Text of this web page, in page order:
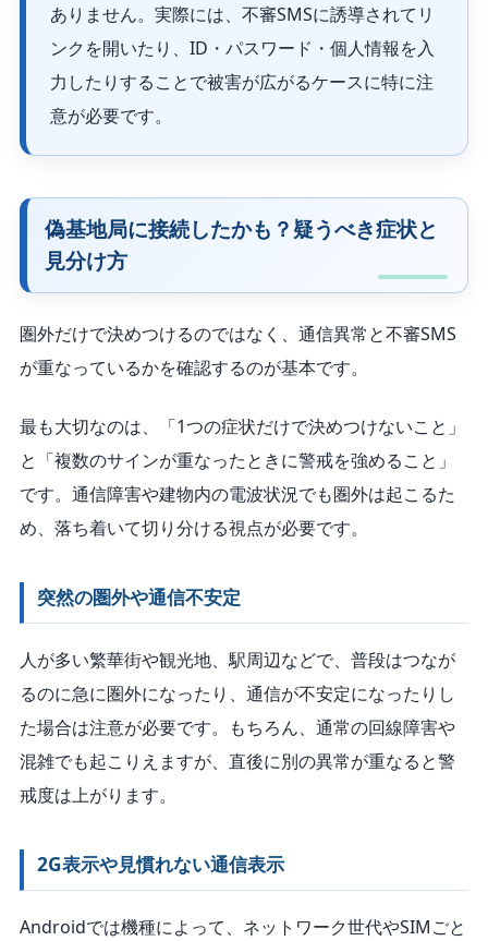
ありません。実際には、不審SMSに誘導されてリ
ンクを開いたり、ID・パスワード・個人情報を入
力したりすることで被害が広がるケースに特に注
意が必要です。
偽基地局に接続したかも？疑うべき症状と
見分け方
圏外だけで決めつけるのではなく、通信異常と不審SMS
が重なっているかを確認するのが基本です。
最も大切なのは、「1つの症状だけで決めつけないこと」
と「複数のサインが重なったときに警戒を強めること」
です。通信障害や建物内の電波状況でも圏外は起こるた
め、落ち着いて切り分ける視点が必要です。
突然の圏外や通信不安定
人が多い繁華街や観光地、駅周辺などで、普段はつなが
るのに急に圏外になったり、通信が不安定になったりし
た場合は注意が必要です。もちろん、通常の回線障害や
混雑でも起こりえますが、直後に別の異常が重なると警
戒度は上がります。
2G表示や見慣れない通信表示
Androidでは機種によって、ネットワーク世代やSIMごと